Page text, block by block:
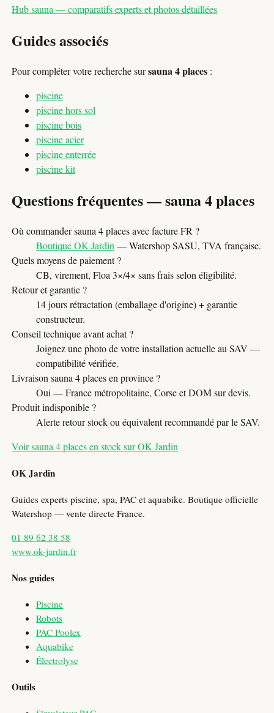
Hub sauna — comparatifs experts et photos détaillées
Guides associés
Pour compléter votre recherche sursauna 4 places :
piscine
piscine hors sol
piscine bois
piscine acier
piscine enterrée
piscine kit
Questions fréquentes — sauna 4 places
Où commander sauna 4 places avec facture FR ?
Boutique OK Jardin — Watershop SASU, TVA française.
Quels moyens de paiement ?
CB, virement, Floa 3×/4× sans frais selon éligibilité.
Retour et garantie ?
14 jours rétractation (emballage d'origine) + garantie
constructeur.
Conseil technique avant achat ?
Joignez une photo de votre installation actuelle au SAV —
compatibilité vérifiée.
Livraison sauna 4 places en province ?
Oui — France métropolitaine, Corse et DOM sur devis.
Produit indisponible ?
Alerte retour stock ou équivalent recommandé par le SAV.
Voir sauna 4 places en stock sur OK Jardin
OK Jardin
Guides experts piscine, spa, PAC et aquabike. Boutique officielle
Watershop — vente directe France.
01 89 62 38 58
www.ok-jardin.fr
Nos guides
Piscine
Robots
PAC Poolex
Aquabike
Électrolyse
Outils